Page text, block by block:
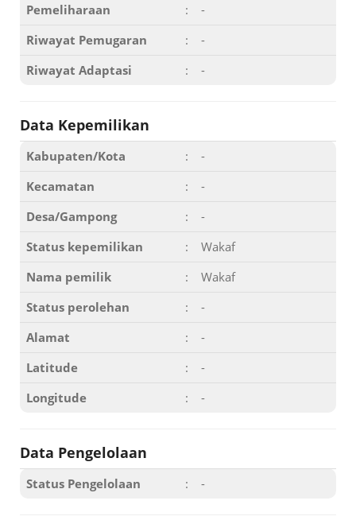
Pemeliharaan
:
-
Riwayat Pemugaran
:
-
Riwayat Adaptasi
: -
Data Kepemilikan
Kabupaten/Kota :
-
Kecamatan
:
-
Desa/Gampong
:
-
Status kepemilikan
:
Wakaf
Nama pemilik
:
Wakaf
Status perolehan
:
-
Alamat
:
-
Latitude
:
-
Longitude
: -
Data Pengelolaan
Status Pengelolaan : -